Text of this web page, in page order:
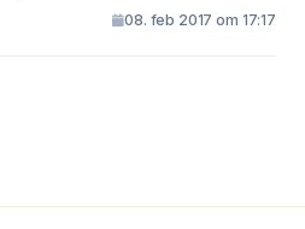
08. feb 2017 om 17:17